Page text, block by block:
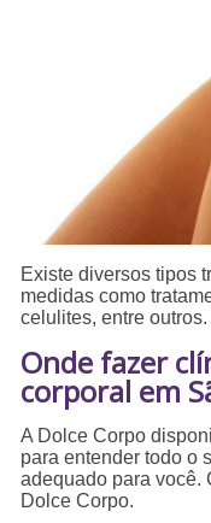
Existe diversos tipos
medidas como
celulites, entre outros.
Onde fazer
corporal em
A Dolce Corpo
para entender todo o
adequado para você.
Dolce Corpo.